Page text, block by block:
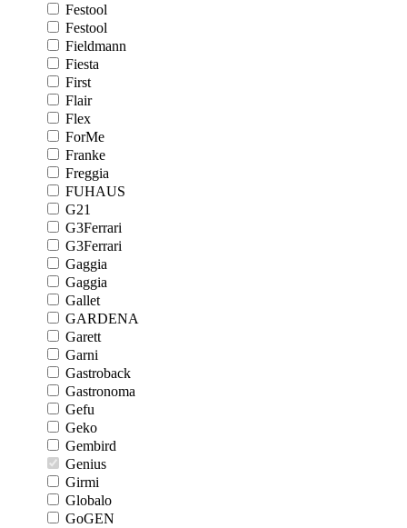
Festool
Festool
Fieldmann
Fiesta
First
Flair
Flex
ForMe
Franke
Freggia
FUHAUS
G21
G3Ferrari
G3Ferrari
Gaggia
Gaggia
Gallet
GARDENA
Garett
Garni
Gastroback
Gastronoma
Gefu
Geko
Gembird
Genius
Girmi
Globalo
GoGEN